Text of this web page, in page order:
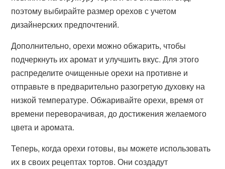
поэтому выбирайте размер орехов с учетом
дизайнерских предпочтений.
Дополнительно, орехи можно обжарить, чтобы
подчеркнуть их аромат и улучшить вкус. Для этого
распределите очищенные орехи на противне и
отправьте в предварительно разогретую духовку на
низкой температуре. Обжаривайте орехи, время от
времени переворачивая, до достижения желаемого
цвета и аромата.
Теперь, когда орехи готовы, вы можете использовать
их в своих рецептах тортов. Они создадут